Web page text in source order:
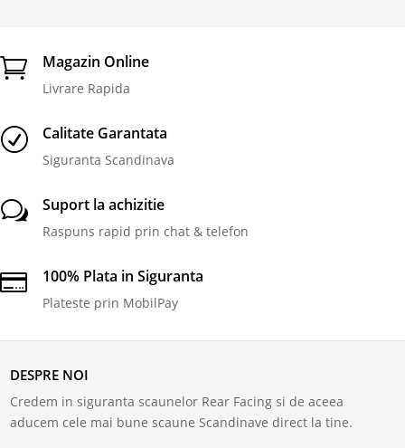
 Magazin Online
Livrare Rapida
R Calitate Garantata
Siguranta Scandinava
w Suport la achizitie
Raspuns rapid prin chat & telefon
 100% Plata in Siguranta
Plateste prin MobilPay
DESPRE NOI
Credem in siguranta scaunelor Rear Facing si de aceea
aducem cele mai bune scaune Scandinave direct la tine.